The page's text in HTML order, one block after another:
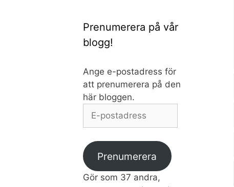
Prenumerera på vår
blogg!
Ange e-postadress för
att prenumerera på den
här bloggen.
postadress
Prenumerera
Gör som 37 andra,